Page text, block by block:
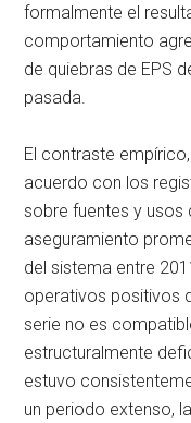
formalmente el
comportamiento
de quiebras de EPS
pasada.
El contraste
acuerdo con los
sobre fuentes y usos
aseguramiento
del sistema entre
operativos positivos
serie no es
estructuralmente
estuvo
un periodo extenso,